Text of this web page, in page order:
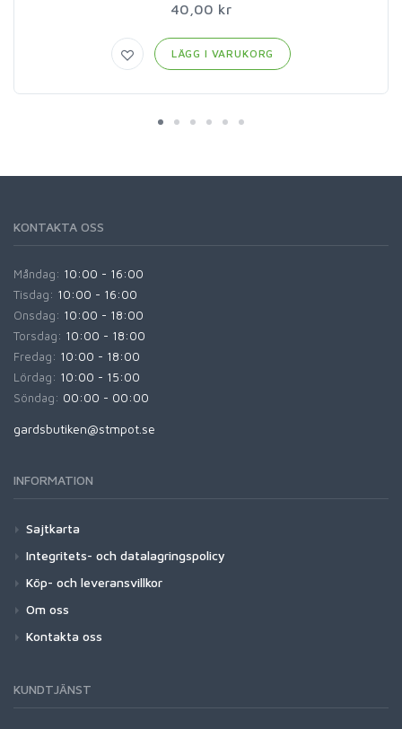
40,00 kr
LÄGG I VARUKORG
KONTAKTA OSS
Måndag: 10:00 - 16:00
Tisdag: 10:00 - 16:00
Onsdag: 10:00 - 18:00
Torsdag: 10:00 - 18:00
Fredag: 10:00 - 18:00
Lördag: 10:00 - 15:00
Söndag: 00:00 - 00:00
gardsbutiken@stmpot.se
INFORMATION
Sajtkarta
Integritets- och datalagringspolicy
Köp- och leveransvillkor
Om oss
Kontakta oss
KUNDTJÄNST